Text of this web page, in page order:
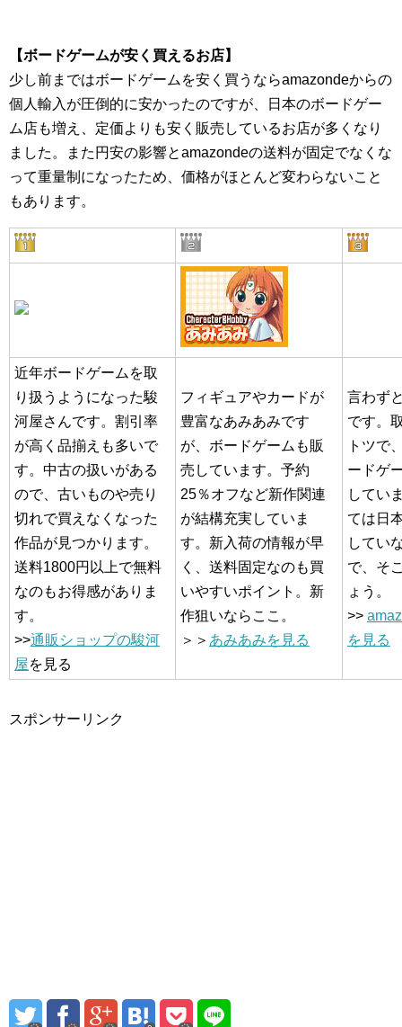
【ボードゲームが安く買えるお店】
少し前まではボードゲームを安く買うならamazondeからの
個人輸入が圧倒的に安かったのですが、日本のボードゲー
ム店も増え、定価よりも安く販売しているお店が多くなり
ました。また円安の影響とamazondeの送料が固定でなくな
って重量制になったため、価格がほとんど変わらないこと
もあります。
近年ボードゲームを取
り扱うようになった駿
河屋さんです。割引率
が高く品揃えも多いで
す。中古の扱いがある
ので、古いものや売り
切れで買えなくなった
作品が見つかります。
送料1800円以上で無料
なのもお得感がありま
す。
>>通販ショップの駿河
屋を見る
フィギュアやカードが
豊富なあみあみです
が、ボードゲームも販
売しています。予約
25％オフなど新作関連
が結構充実していま
す。新入荷の情報が早
く、送料固定なのも買
いやすいポイント。新
作狙いならここ。
＞＞ あみあみを見る
言わず
です。
トツで
ードゲ
してい
ては日
してい
で、そ
ょう。
>>
を見る
スポンサーリンク